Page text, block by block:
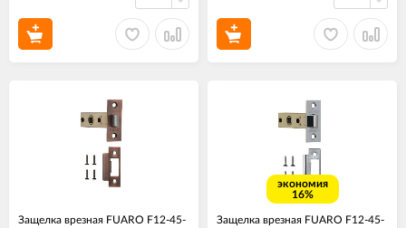
Защелка врезная FUARO F12-45-
экономия
16%
Защелка врезная FUARO F12-45-